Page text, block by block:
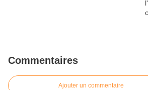
Commentaires
Ajouter un commentaire